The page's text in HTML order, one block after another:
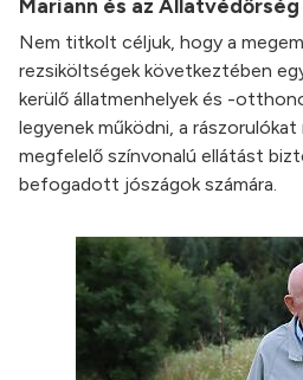
Mariann és az
Nem titkolt céljuk, hogy a
rezsiköltségek következtében
kerülő állatmenhelyek és -
legyenek működni, a
megfelelő színvonalú ellátást
befogadott jószágok számára.